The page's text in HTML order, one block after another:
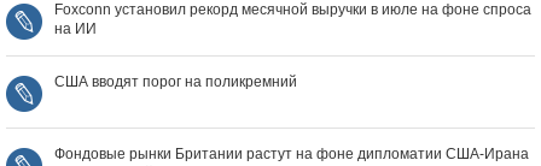
Foxconn установил рекорд месячной выручки в июле на фоне спроса
на ИИ
США вводят порог на поликремний
Фондовые рынки Британии растут на фоне дипломатии США‑Ирана